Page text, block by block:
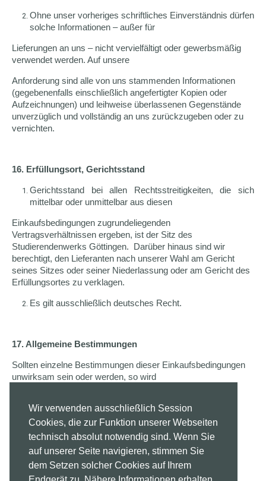
Wir verwenden ausschließlich Session
Cookies, die zur Funktion unserer Webseiten
technisch absolut notwendig sind. Wenn Sie
auf unserer Seite navigieren, stimmen Sie
dem Setzen solcher Cookies auf Ihrem
Ohne unser vorheriges schriftliches Einverständnis dürfen
solche Informationen – außer für
Lieferungen an uns – nicht vervielfältigt oder gewerbsmäßig
verwendet werden. Auf unsere
Anforderung sind alle von uns stammenden Informationen
(gegebenenfalls einschließlich angefertigter Kopien oder
Aufzeichnungen) und leihweise überlassenen Gegenstände
unverzüglich und vollständig an uns zurückzugeben oder zu
vernichten.
16. Erfüllungsort, Gerichtsstand
Gerichtsstand bei allen Rechtsstreitigkeiten, die sich
mittelbar oder unmittelbar aus diesen
Einkaufsbedingungen zugrundeliegenden
Vertragsverhältnissen ergeben, ist der Sitz des
Studierendenwerks Göttingen. Darüber hinaus sind wir
berechtigt, den Lieferanten nach unserer Wahl am Gericht
seines Sitzes oder seiner Niederlassung oder am Gericht des
Erfüllungsortes zu verklagen.
Es gilt ausschließlich deutsches Recht.
17. Allgemeine Bestimmungen
Sollten einzelne Bestimmungen dieser Einkaufsbedingungen
unwirksam sein oder werden, so wird
berührt.